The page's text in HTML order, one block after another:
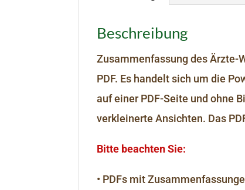
Beschreibung
Zusammenfassung des Ärzte-
PDF. Es handelt sich um die
auf einer PDF-Seite und ohne
verkleinerte Ansichten. Das
Bitte beachten Sie:
• PDFs mit